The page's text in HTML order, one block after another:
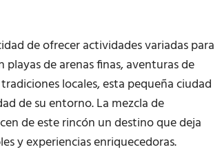
de ofrecer actividades variadas para
de arenas finas, aventuras de
locales, esta pequeña ciudad
de su entorno. La mezcla de
de este rincón un destino que deja
y experiencias enriquecedoras.